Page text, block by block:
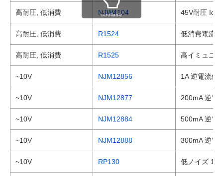
高耐圧, 低消費 NJW4104 45V耐圧
高耐圧, 低消費 R1524 低消費電流
高耐圧, 低消費 R1525 高イミュニ
~10V NJM12856 1A 逆電流保
~10V NJM12877 200mA 逆電
~10V NJM12884 500mA 逆電
~10V NJM12888 300mA 逆電
~10V RP130 低ノイズ
scrollable